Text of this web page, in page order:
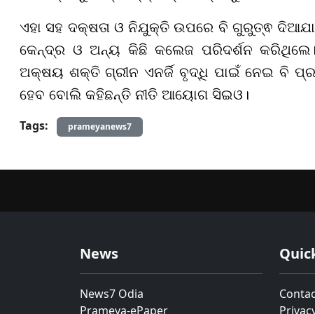
ଏହା ସହ ଦକ୍ଷତା ଓ ନିଯୁକ୍ତି ଉପରେ ବି ଗୁରୁତ୍ଵ
କେନ୍ଦ୍ର ଓ ଅନ୍ୟ କିଛି କଲେଜ ପରିଦର୍ଶନ
ଅକ୍ଷୟ ଶକ୍ତି ଗ୍ରୀନ ଏନର୍ଜି ବୃଦ୍ଧି ପାଇଁ ନେଇ ବି
ହେବ ବୋଲି କହିଛନ୍ତି ନୀତି ଆୟୋଗ ସିଇଓ।
Tags:
prameyanews7
News
News7 Odia
Prameya-ePaper